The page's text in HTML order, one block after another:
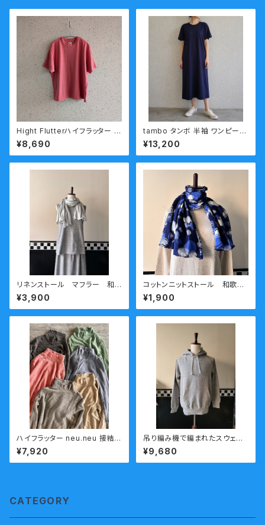
Hight Flutterハイフラッター t
enchan-05 ワイド半袖 シュ
ークリームウエアー
¥8,690
tambo タンボ 半袖 ワンピース
Hight Flutter ハイフラッターD
T6 度詰め 吊り編み
¥13,200
リネンストール マフラー 和
歌山ニット 日本製 kirippa
ボーダー(大) ホワイトxグレ
ー 送料無料
¥3,900
コットンニットストール 和歌山
ニット 日本製 kirippa 〇柄
ブルー 送料無料
¥1,900
ハイフラッター neu.neu 接結
天竺 タートルネック カットソ
ー 今城メリヤス
¥7,920
吊り編み機で編まれたスウェッ
ト PATCHII (パッチ) 丸胴裏毛
ラグランパーカー 薄いグレー
¥9,680
CATEGORY